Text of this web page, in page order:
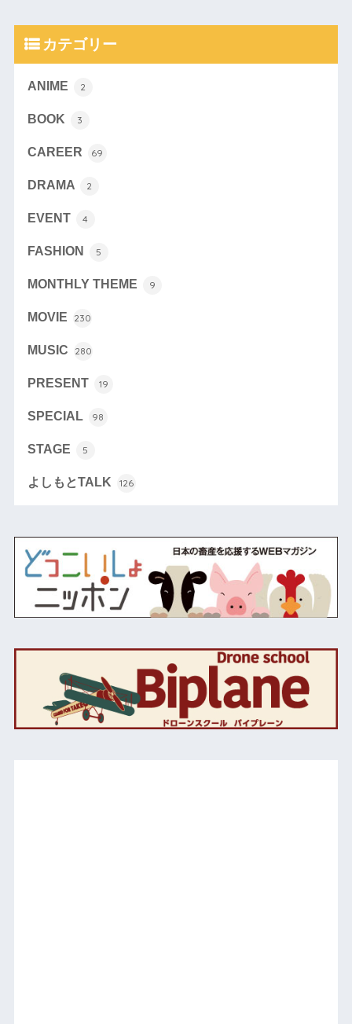
カテゴリー
ANIME 2
BOOK 3
CAREER 69
DRAMA 2
EVENT 4
FASHION 5
MONTHLY THEME 9
MOVIE 230
MUSIC 280
PRESENT 19
SPECIAL 98
STAGE 5
よしもとTALK 126